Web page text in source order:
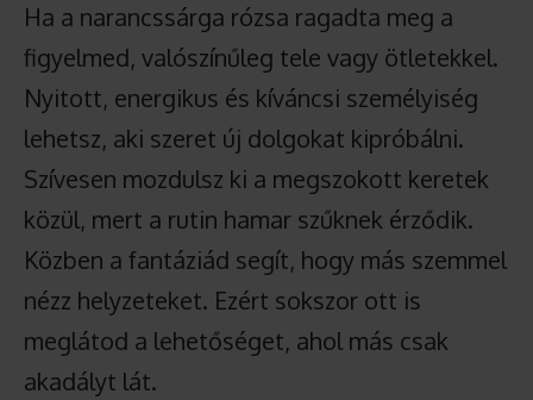
Ha a narancssárga rózsa ragadta meg a
figyelmed, valószínűleg tele vagy ötletekkel.
Nyitott, energikus és kíváncsi személyiség
lehetsz, aki szeret új dolgokat kipróbálni.
Szívesen mozdulsz ki a megszokott keretek
közül, mert a rutin hamar szűknek érződik.
Közben a fantáziád segít, hogy más szemmel
nézz helyzeteket. Ezért sokszor ott is
meglátod a lehetőséget, ahol más csak
akadályt lát.